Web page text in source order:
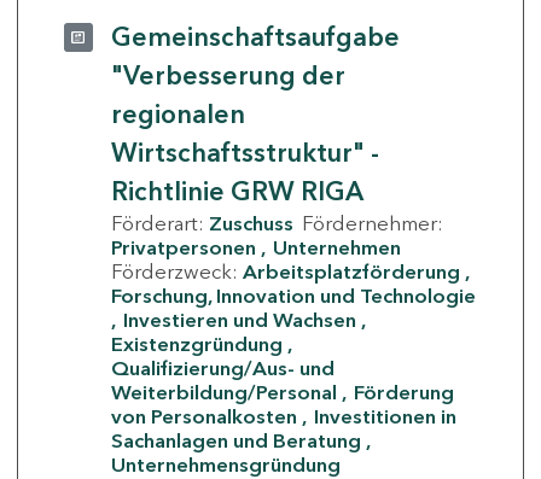
Gemeinschaftsaufgabe
"Verbesserung der
regionalen
Wirtschaftsstruktur" -
Richtlinie GRW RIGA
Förderart: Zuschuss Fördernehmer:
Privatpersonen
Unternehmen
Förderzweck: Arbeitsplatzförderung
Forschung, Innovation und Technologie
Investieren und Wachsen
Existenzgründung
Qualifizierung/Aus- und
Weiterbildung/Personal
Förderung
von Personalkosten
Investitionen in
Sachanlagen und Beratung
Unternehmensgründung